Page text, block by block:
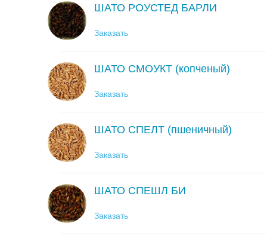
ШАТО РОУСТЕД БАРЛИ
Заказать
ШАТО СМОУКТ (копченый)
Заказать
ШАТО СПЕЛТ (пшеничный)
Заказать
ШАТО СПЕШЛ БИ
Заказать